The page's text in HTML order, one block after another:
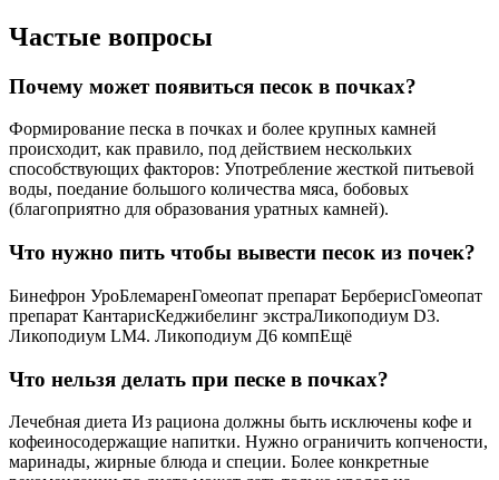
Частые вопросы
Почему может появиться песок в почках?
Формирование песка в почках и более крупных камней
происходит, как правило, под действием нескольких
способствующих факторов: Употребление жесткой питьевой
воды, поедание большого количества мяса, бобовых
(благоприятно для образования уратных камней).
Что нужно пить чтобы вывести песок из почек?
Бинефрон УроБлемаренГомеопат препарат БерберисГомеопат
препарат КантарисКеджибелинг экстраЛикоподиум D3.
Ликоподиум LМ4. Ликоподиум Д6 компЕщё
Что нельзя делать при песке в почках?
Лечебная диета Из рациона должны быть исключены кофе и
кофеиносодержащие напитки. Нужно ограничить копчености,
маринады, жирные блюда и специи. Более конкретные